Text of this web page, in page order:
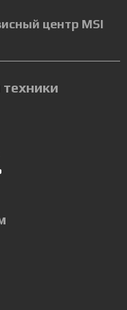
центр MSI